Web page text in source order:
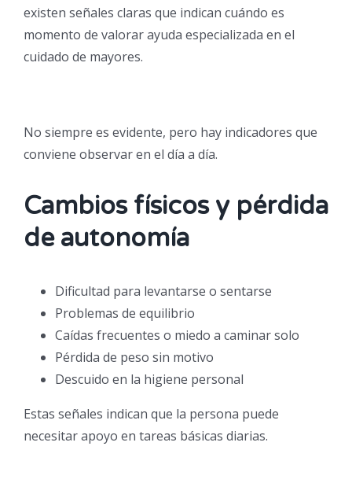
existen señales claras que indican cuándo es
momento de valorar ayuda especializada en el
cuidado de mayores.
No siempre es evidente, pero hay indicadores que
conviene observar en el día a día.
Cambios físicos y pérdida
de autonomía
Dificultad para levantarse o sentarse
Problemas de equilibrio
Caídas frecuentes o miedo a caminar solo
Pérdida de peso sin motivo
Descuido en la higiene personal
Estas señales indican que la persona puede
necesitar apoyo en tareas básicas diarias.